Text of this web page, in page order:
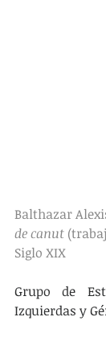
Balthazar
de canut
Siglo XIX
Grupo de
Izquierdas y